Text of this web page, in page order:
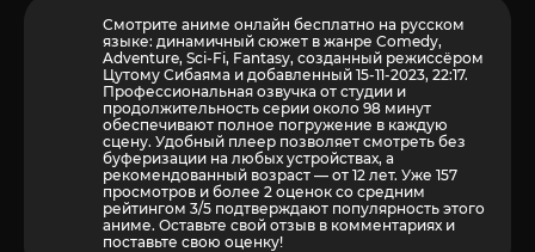
Смотрите аниме онлайн бесплатно на русском
языке: динамичный сюжет в жанре Comedy,
Adventure, Sci-Fi, Fantasy, созданный режиссёром
Цутому Сибаяма и добавленный 15-11-2023, 22:17.
Профессиональная озвучка от студии и
продолжительность серии около 98 минут
обеспечивают полное погружение в каждую
сцену. Удобный плеер позволяет смотреть без
буферизации на любых устройствах, а
рекомендованный возраст — от 12 лет. Уже 157
просмотров и более 2 оценок со средним
рейтингом 3/5 подтверждают популярность этого
аниме. Оставьте свой отзыв в комментариях и
поставьте свою оценку!